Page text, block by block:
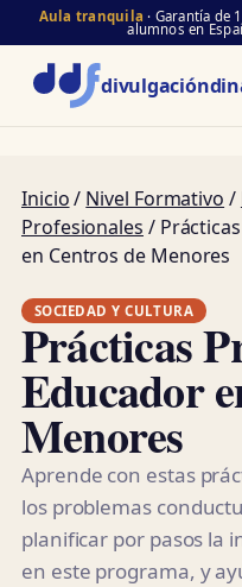
Aula tranquila · Garantía de
alumnos en
divulgación
Inicio/ Nivel Formativo /
Profesionales /
en Centros de Menores
SOCIEDAD Y CULTURA
Prácticas
Educador
Menores
Aprende con estas
los problemas
planificar por pasos la
en este programa, y